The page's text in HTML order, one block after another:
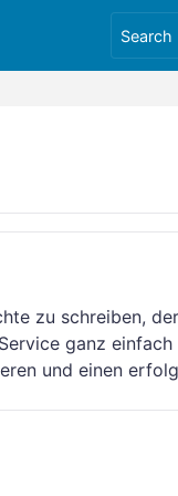
zu schreiben,
ganz
und einen